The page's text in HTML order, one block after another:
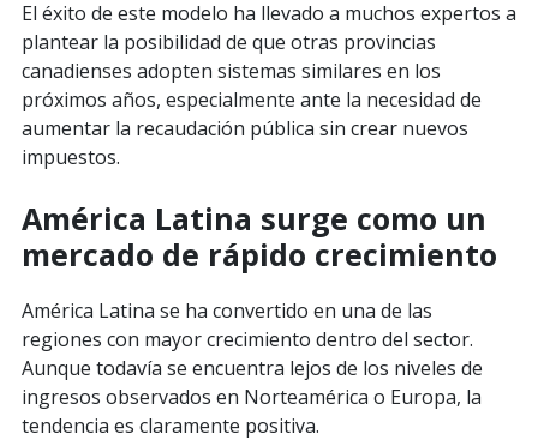
El éxito de este modelo ha llevado a muchos expertos a
plantear la posibilidad de que otras provincias
canadienses adopten sistemas similares en los
próximos años, especialmente ante la necesidad de
aumentar la recaudación pública sin crear nuevos
impuestos.
América Latina surge como un
mercado de rápido crecimiento
América Latina se ha convertido en una de las
regiones con mayor crecimiento dentro del sector.
Aunque todavía se encuentra lejos de los niveles de
ingresos observados en Norteamérica o Europa, la
tendencia es claramente positiva.